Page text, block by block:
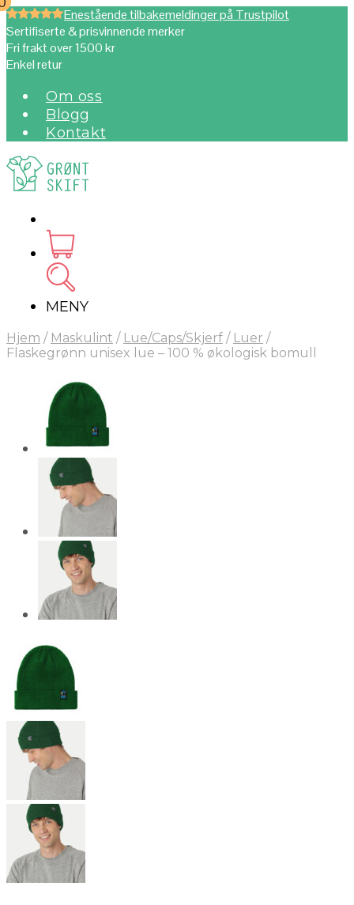
Enestående tilbakemeldinger på Trustpilot
Sertifiserte & prisvinnende merker
Fri frakt over 1500 kr
Enkel retur
Om oss
Blogg
Kontakt
MENY
Hjem / Maskulint / Lue/Caps/Skjerf / Luer /
Flaskegrønn unisex lue – 100 % økologisk bomull